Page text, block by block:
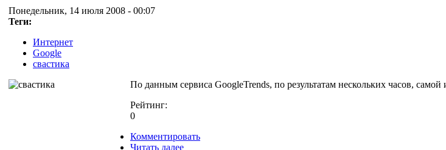
Понедельник, 14 июля 2008 - 00:07
Теги:
Интернет
Google
свастика
По данным сервиса GoogleTrends, по результатам нескольких часов,
Рейтинг:
0
Комментировать
Читать далее